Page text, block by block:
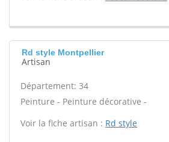
Rd style Montpellier
Artisan
Département: 34
Peinture - Peinture décorative -
Voir la fiche artisan : Rd style